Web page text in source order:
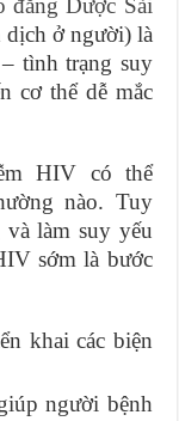
đẳng Dược Sài
ở người) là
tình trạng suy
cơ thể dễ mắc
HIV có thể
nào. Tuy
làm suy yếu
sớm là bước
khai các biện
người bệnh